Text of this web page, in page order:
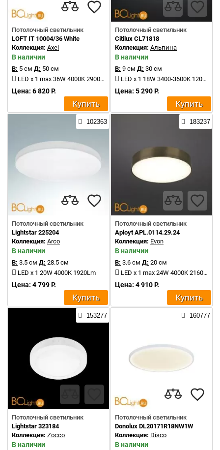
Потолочный светильник
LOFT IT 10004/36 White
Коллекция: Axel
В наличии
В: 5 см Д: 50 см
LED x 1 max 36W 4000K 2900Lm
Цена: 6 820 Р.
Купить
Потолочный светильник
Citilux CL71818
Коллекция: Альпина
В наличии
В: 9 см Д: 30 см
LED x 1 18W 3400-3600K 1200Lm
Цена: 5 290 Р.
Купить
102363
Потолочный светильник
Lightstar 225204
Коллекция: Arco
В наличии
В: 3.5 см Д: 28.5 см
LED x 1 20W 4000K 1920Lm
Цена: 4 799 Р.
Купить
183237
Потолочный светильник
Aployt APL.0114.29.24
Коллекция: Evon
В наличии
В: 3.6 см Д: 20 см
LED x 1 max 24W 4000K 2160Lm
Цена: 4 910 Р.
Купить
153277
Потолочный светильник
Lightstar 323184
Коллекция: Zocco
В наличии
160777
Потолочный светильник
Donolux DL20171R18NW1W
Коллекция: Disco
В наличии